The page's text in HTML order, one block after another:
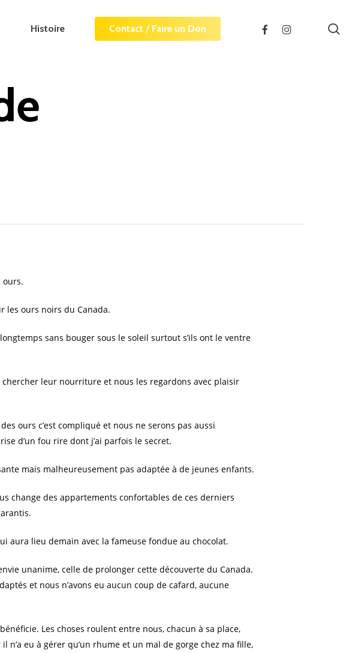
Histoire Contact / Faire un Don facebookinstagram
ours.
les ours noirs du Canada.
sans bouger sous le soleil surtout s’ils ont le ventre
leur nourriture et nous les regardons avec plaisir
ours c’est compliqué et nous ne serons pas aussi
d’un fou rire dont j’ai parfois le secret.
mais malheureusement pas adaptée à de jeunes enfants.
change des appartements confortables de ces derniers
aura lieu demain avec la fameuse fondue au chocolat.
unanime, celle de prolonger cette découverte du Canada.
et nous n’avons eu aucun coup de cafard, aucune
Les choses roulent entre nous, chacun à sa place,
n’a eu à gérer qu’un rhume et un mal de gorge chez ma fille,